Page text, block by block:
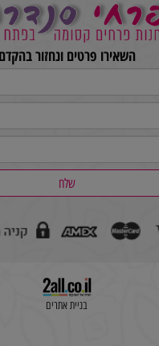
השאירו פרטים ונחזור בהקדם
בניית אתרים